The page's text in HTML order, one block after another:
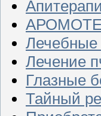
Лечебные
Лечение
Глазные
Тайный